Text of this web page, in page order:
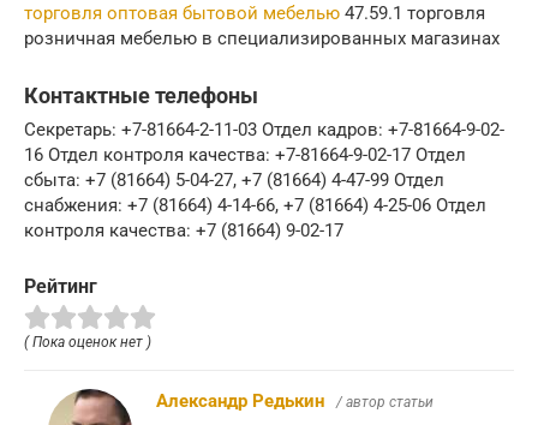
торговля оптовая бытовой мебелью 47.59.1 торговля
розничная мебелью в специализированных магазинах
Контактные телефоны
Секретарь: +7-81664-2-11-03 Отдел кадров: +7-81664-9-02-
16 Отдел контроля качества: +7-81664-9-02-17 Отдел
сбыта: +7 (81664) 5-04-27, +7 (81664) 4-47-99 Отдел
снабжения: +7 (81664) 4-14-66, +7 (81664) 4-25-06 Отдел
контроля качества: +7 (81664) 9-02-17
Рейтинг
( Пока оценок нет )
Александр Редькин / автор статьи